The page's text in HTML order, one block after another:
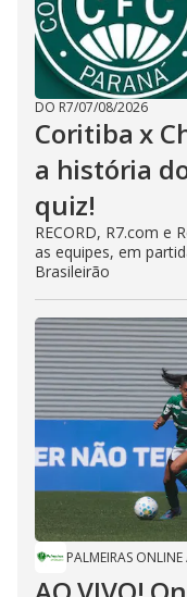
DO R7/07/08/2026
Coritiba x
a história
quiz!
RECORD, R7.com e
as equipes, em
Brasileirão
PALMEIRAS ONLINE